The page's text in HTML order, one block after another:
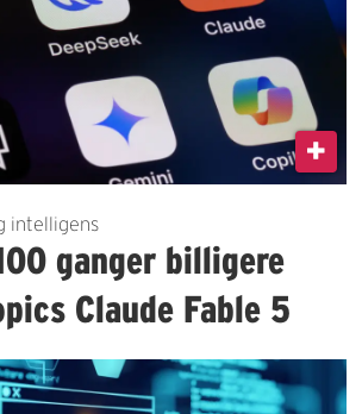
intelligens
ganger billigere
Claude Fable 5